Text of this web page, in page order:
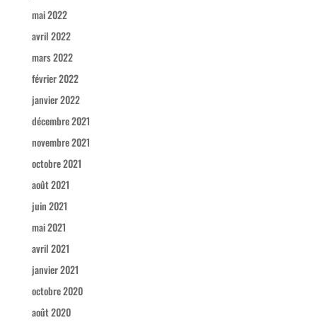
mai 2022
avril 2022
mars 2022
février 2022
janvier 2022
décembre 2021
novembre 2021
octobre 2021
août 2021
juin 2021
mai 2021
avril 2021
janvier 2021
octobre 2020
août 2020